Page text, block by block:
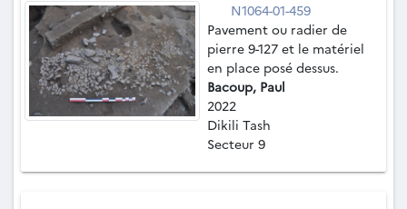
N1064-01-459
Pavement ou radier de
pierre 9-127 et le matériel
en place posé dessus.
Bacoup, Paul
2022
Dikili Tash
Secteur 9